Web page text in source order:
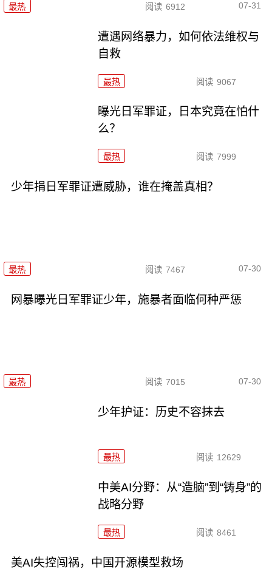
最热 阅读 6912 07-31
遭遇网络暴力，如何依法维权与
自救
最热 阅读 9067
曝光日军罪证，日本究竟在怕什
么？
最热 阅读 7999
少年捐日军罪证遭威胁，谁在掩盖真相？
最热 阅读 7467 07-30
网暴曝光日军罪证少年，施暴者面临何种严惩
最热 阅读 7015 07-30
少年护证：历史不容抹去
最热 阅读 12629
中美AI分野：从“造脑”到“铸身”的
战略分野
最热 阅读 8461
美AI失控闯祸，中国开源模型救场